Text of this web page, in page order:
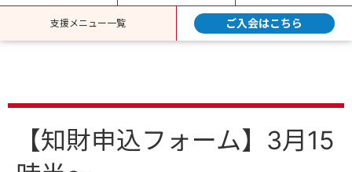
支援メニュー一覧 ご入会はこちら
【知財申込フォーム】3月15